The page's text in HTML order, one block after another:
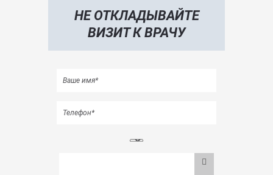
НЕ ОТКЛАДЫВАЙТЕ
ВИЗИТ К ВРАЧУ